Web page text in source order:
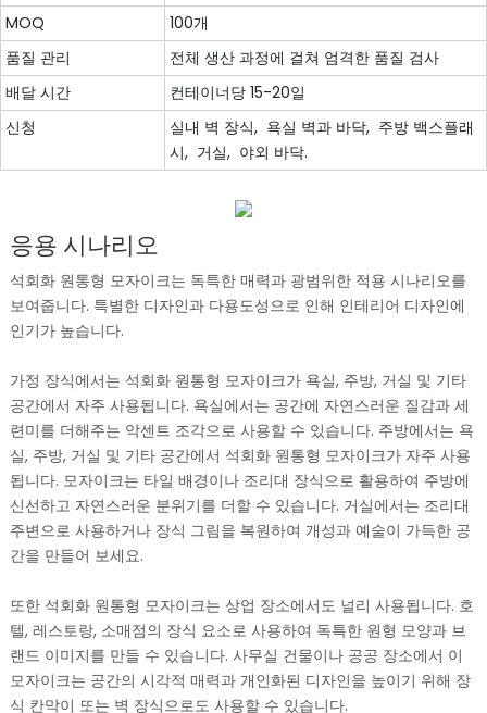
MOQ
100개
품질 관리
전체 생산 과정에 걸쳐 엄격한 품질 검사
배달 시간
컨테이너당 15-20일
신청
실내 벽 장식, 욕실 벽과 바닥, 주방 백스플래
시, 거실, 야외 바닥.
응용 시나리오
석회화 원통형 모자이크는 독특한 매력과 광범위한 적용 시나리오를
보여줍니다. 특별한 디자인과 다용도성으로 인해 인테리어 디자인에
인기가 높습니다.
가정 장식에서는 석회화 원통형 모자이크가 욕실, 주방, 거실 및 기타
공간에서 자주 사용됩니다. 욕실에서는 공간에 자연스러운 질감과 세
련미를 더해주는 악센트 조각으로 사용할 수 있습니다. 주방에서는 욕
실, 주방, 거실 및 기타 공간에서 석회화 원통형 모자이크가 자주 사용
됩니다. 모자이크는 타일 배경이나 조리대 장식으로 활용하여 주방에
신선하고 자연스러운 분위기를 더할 수 있습니다. 거실에서는 조리대
주변으로 사용하거나 장식 그림을 복원하여 개성과 예술이 가득한 공
간을 만들어 보세요.
또한 석회화 원통형 모자이크는 상업 장소에서도 널리 사용됩니다. 호
텔, 레스토랑, 소매점의 장식 요소로 사용하여 독특한 원형 모양과 브
랜드 이미지를 만들 수 있습니다. 사무실 건물이나 공공 장소에서 이
모자이크는 공간의 시각적 매력과 개인화된 디자인을 높이기 위해 장
식 칸막이 또는 벽 장식으로도 사용할 수 있습니다.